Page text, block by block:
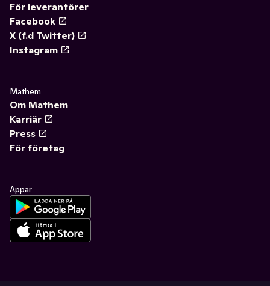
För leverantörer
Facebook
X (f.d Twitter)
Instagram
Mathem
Om Mathem
Karriär
Press
För företag
Appar